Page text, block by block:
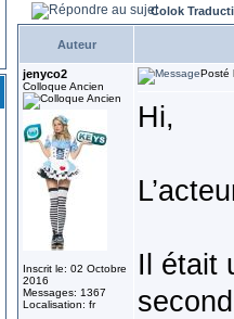
Colok
Auteur
jenyco2
Colloque Ancien
Inscrit le: 02 Octobre
2016
Messages: 1367
Localisation: fr
Posté
Hi,
Il était